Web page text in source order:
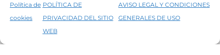
Política de
cookies
POLÍTICA DE
PRIVACIDAD DEL SITIO
WEB
AVISO LEGAL Y CONDICIONES
GENERALES DE USO
5% de descuento en tu primera compra, utiliza el código PRIMERACOMPRA
Política de privacidad del sitio web
©2026 Decopintur- todos los derechos